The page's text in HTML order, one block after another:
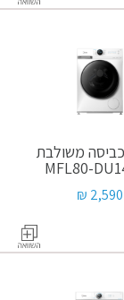
משולבת
MFL80-
2,590 ₪